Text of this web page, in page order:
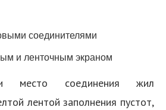
соединителями
и ленточным экраном
место соединения жил
лентой заполнения пустот,